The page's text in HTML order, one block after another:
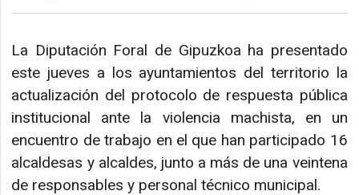
La Diputación Foral de Gipuzkoa ha presentado
este jueves a los ayuntamientos del territorio la
actualización del protocolo de respuesta pública
institucional ante la violencia machista, en un
encuentro de trabajo en el que han participado 16
alcaldesas y alcaldes, junto a más de una veintena
de responsables y personal técnico municipal.